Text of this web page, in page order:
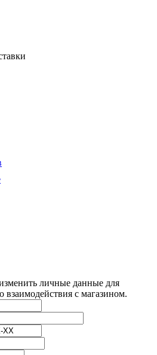
личные данные для
взаимодействия с магазином.